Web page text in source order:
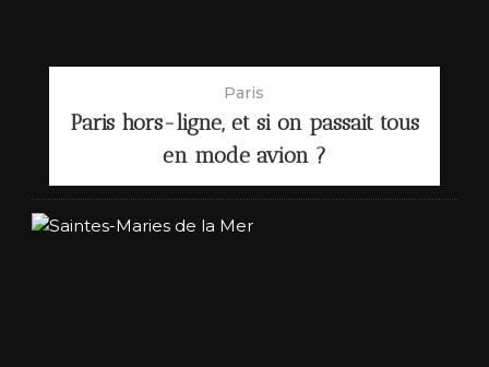
Paris
Paris hors-ligne, et si on passait tous
en mode avion ?